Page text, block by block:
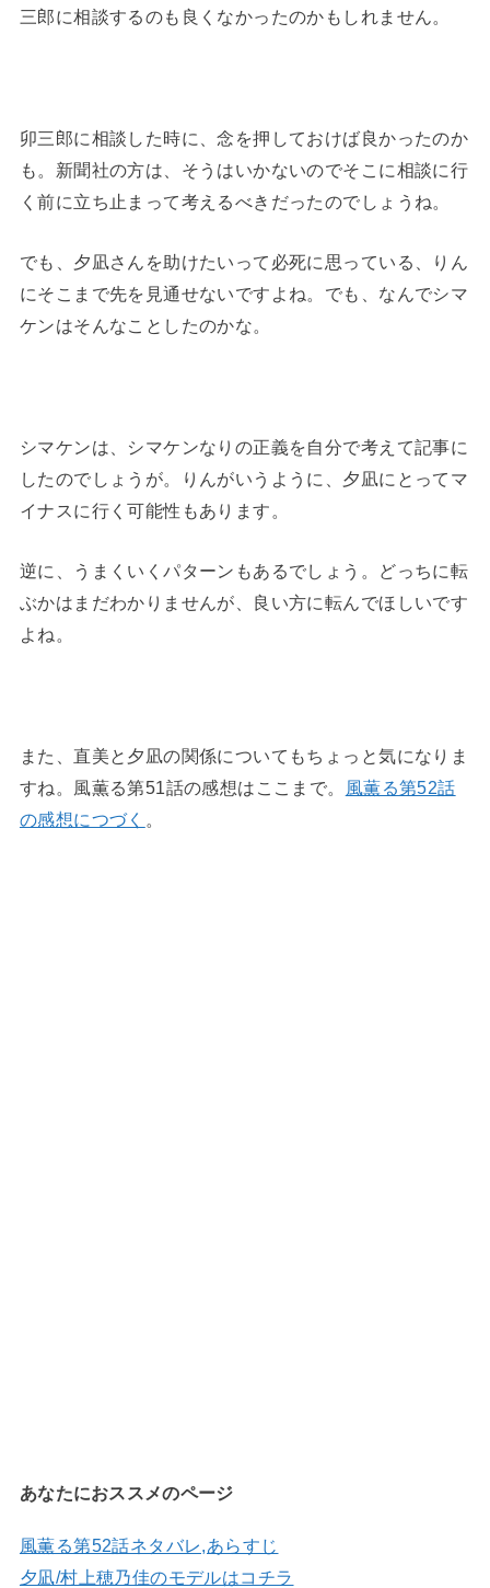
三郎に相談するのも良くなかったのかもしれません。
卯三郎に相談した時に、念を押しておけば良かったのか
も。新聞社の方は、そうはいかないのでそこに相談に行
く前に立ち止まって考えるべきだったのでしょうね。
でも、夕凪さんを助けたいって必死に思っている、りん
にそこまで先を見通せないですよね。でも、なんでシマ
ケンはそんなことしたのかな。
シマケンは、シマケンなりの正義を自分で考えて記事に
したのでしょうが。りんがいうように、夕凪にとってマ
イナスに行く可能性もあります。
逆に、うまくいくパターンもあるでしょう。どっちに転
ぶかはまだわかりませんが、良い方に転んでほしいです
よね。
また、直美と夕凪の関係についてもちょっと気になりま
すね。風薫る第51話の感想はここまで。
風薫る第52話
の感想につづく 。
あなたにおススメのページ
風薫る第52話ネタバレ,あらすじ
夕凪/村上穂乃佳のモデルはコチラ